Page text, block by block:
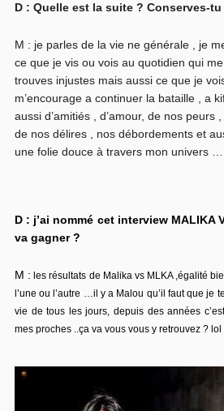
D : Quelle est la suite ? Conserves-
M : je parles de la vie ne générale , je
ce que je vis ou vois au quotidien qui
trouves injustes mais aussi ce que je
m’encourage a continuer la bataille , a
aussi d’amitiés , d’amour, de nos peurs
de nos délires , nos débordements et
une folie douce à travers mon univers …
D : j’ai nommé cet interview MALIKA
va gagner ?
M : les résultats de Malika vs MLKA ,égalité
l’une ou l’autre …il y a Malou qu’il faut que je
vie de tous les jours, depuis des années
mes proches ..ça va vous vous y retrouvez ? lol